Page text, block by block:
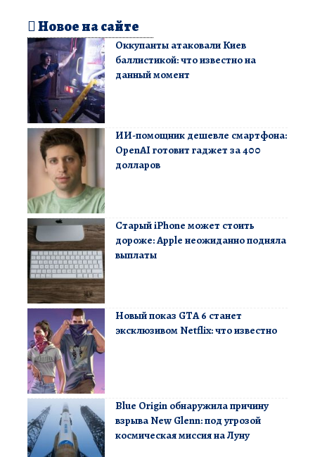
Новое на сайте
Оккупанты атаковали Киев
баллистикой: что известно на
данный момент
ИИ-помощник дешевле смартфона:
OpenAI готовит гаджет за 400
долларов
Старый iPhone может стоить
дороже: Apple неожиданно подняла
выплаты
Новый показ GTA 6 станет
эксклюзивом Netflix: что известно
Blue Origin обнаружила причину
взрыва New Glenn: под угрозой
космическая миссия на Луну